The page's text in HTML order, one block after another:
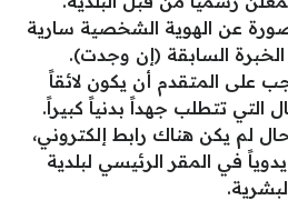
صورة عن الهوية الشخصية سارية
السابقة (إن وجدت).
على المتقدم أن يكون لائقاً
التي تتطلب جهداً بدنياً كبيراً.
لم يكن هناك رابط إلكتروني،
في المقر الرئيسي لبلدية